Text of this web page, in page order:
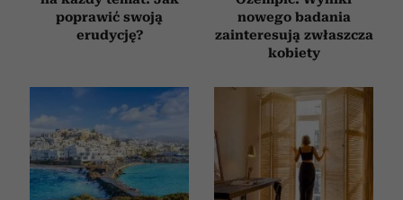
poprawić swoją
erudycję?
nowego badania
zainteresują zwłaszcza
kobiety